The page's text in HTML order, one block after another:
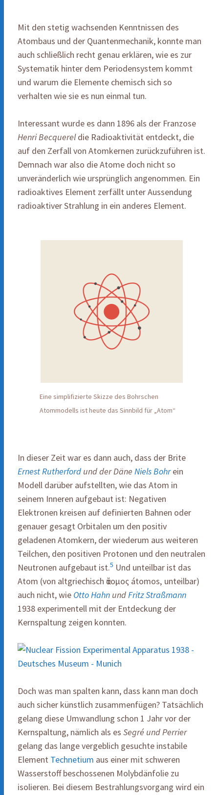
Mit den stetig wachsenden Kenntnissen des
Atombaus und der Quantenmechanik, konnte man
auch schließlich recht genau erklären, wie es zur
Systematik hinter dem Periodensystem kommt
und warum die Elemente chemisch sich so
verhalten wie sie es nun einmal tun.
Interessant wurde es dann 1896 als der Franzose
Henri Becquereldie Radioaktivität entdeckt, die
auf den Zerfall von Atomkernen zurückzuführen ist.
Demnach war also die Atome doch nicht so
unveränderlich wie ursprünglich angenommen. Ein
radioaktives Element zerfällt unter Aussendung
radioaktiver Strahlung in ein anderes Element.
Eine simplifizierte Skizze des Bohrschen
Atommodells ist heute das Sinnbild für „Atom“
In dieser Zeit war es dann auch, dass der Brite
Ernest Rutherford und der Däne Niels Bohrein
Modell darüber aufstellten, wie das Atom in
seinem Inneren aufgebaut ist: Negativen
Elektronen kreisen auf definierten Bahnen oder
genauer gesagt Orbitalen um den positiv
geladenen Atomkern, der wiederum aus weiteren
Teilchen, den positiven Protonen und den neutralen
Neutronen aufgebaut ist.5 Und unteilbar ist das
Atom (von altgriechisch ἄτομος átomos‚ unteilbar)
auch nicht, wie Otto Hahn undFritz Straßmann
1938 experimentell mit der Entdeckung der
Kernspaltung zeigen konnten.
Doch was man spalten kann, dass kann man doch
auch sicher künstlich zusammenfügen? Tatsächlich
gelang diese Umwandlung schon 1 Jahr vor der
Kernspaltung, nämlich als es Segré und Perrier
gelang das lange vergeblich gesuchte instabile
Element Technetium aus einer mit schweren
Wasserstoff beschossenen Molybdänfolie zu
isolieren. Bei diesem Bestrahlungsvorgang wird ein